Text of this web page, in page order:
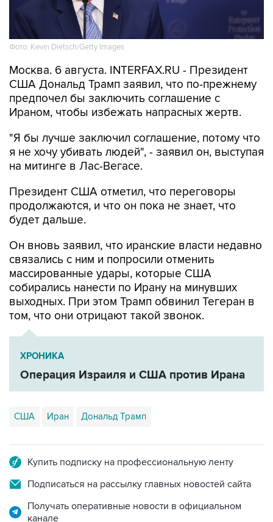
Фото: Kevin Dietsch/Getty Images
Москва. 6 августа. INTERFAX.RU - Президент
предпочел бы заключить соглашение с
Ираном, чтобы избежать напрасных жертв.
"Я бы лучше заключил соглашение, потому что
на митинге в Лас-Вегасе.
Президент США отметил, что переговоры
будет дальше.
Он вновь заявил, что иранские власти недавно
массированные удары, которые США
собирались нанести по Ирану на минувших
выходных. При этом Трамп обвинил Тегеран в
том, что они отрицают такой звонок.
ХРОНИКА
Операция Израиля и США против Ирана
США Иран Дональд Трамп
Подписаться на рассылку главных новостей сайта
Получать оперативные новости в официальном
канале